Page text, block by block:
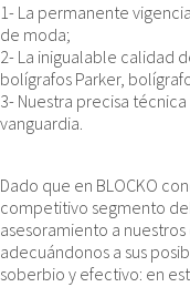
1- La permanente
de moda;
2- La inigualable calidad
bolígrafos Parker,
3- Nuestra precisa
vanguardia.
Dado que en BLOCKO
competitivo segmento
asesoramiento a
adecuándonos a sus
soberbio y efectivo: en